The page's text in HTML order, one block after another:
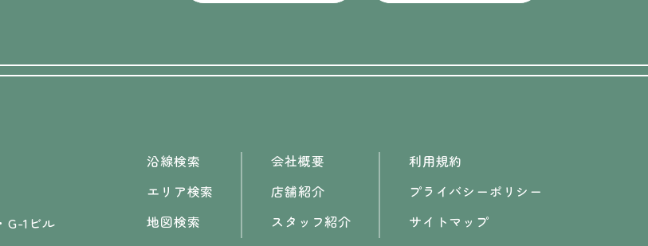
G-1ビル
沿線検索
エリア検索
地図検索
会社概要
店舗紹介
スタッフ紹介
利用規約
プライバシーポリシー
サイトマップ